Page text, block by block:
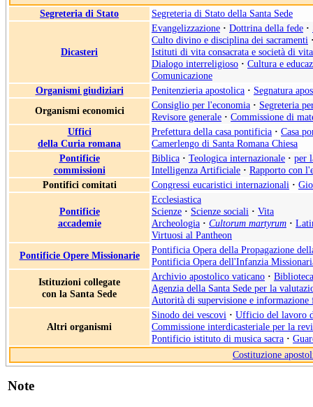
Segreteria di Stato Segreteria di Stato della Santa Sede
Dicasteri
Evangelizzazione · Dottrina della fede ·
Culto divino e disciplina dei sacramenti
Istituti di vita consacrata e società di
Dialogo interreligioso · Cultura e
Comunicazione
Organismi giudiziari
Penitenzieria apostolica · Segnatura
Organismi economici
Consiglio per l'economia · Segreteria
Revisore generale · Commissione di
Uffici
della Curia romana
Prefettura della casa pontificia · Casa
Camerlengo di Santa Romana Chiesa
Pontificie
commissioni
Biblica · Teologica internazionale · per
Intelligenza Artificiale · Rapporto con
Pontifici comitati
Congressi eucaristici internazionali ·
Pontificie
accademie
Ecclesiastica
Scienze · Scienze sociali · Vita
Archeologia · Cultorum martyrum ·
Virtuosi al Pantheon
Pontificie Opere Missionarie
Pontificia Opera della Propagazione
Pontificia Opera dell'Infanzia
Istituzioni collegate
con la Santa Sede
Archivio apostolico vaticano ·
Agenzia della Santa Sede per la
Autorità di supervisione e informazione
Altri organismi
Sinodo dei vescovi · Ufficio del lavoro
Commissione interdicasteriale per la
Pontificio istituto di musica sacra ·
Costituzione
Note